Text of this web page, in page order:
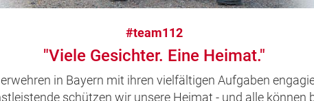
#team112
"Viele Gesichter. Eine Heimat."
in Bayern mit ihren vielfältigen Aufgaben
schützen wir unsere Heimat - und alle können